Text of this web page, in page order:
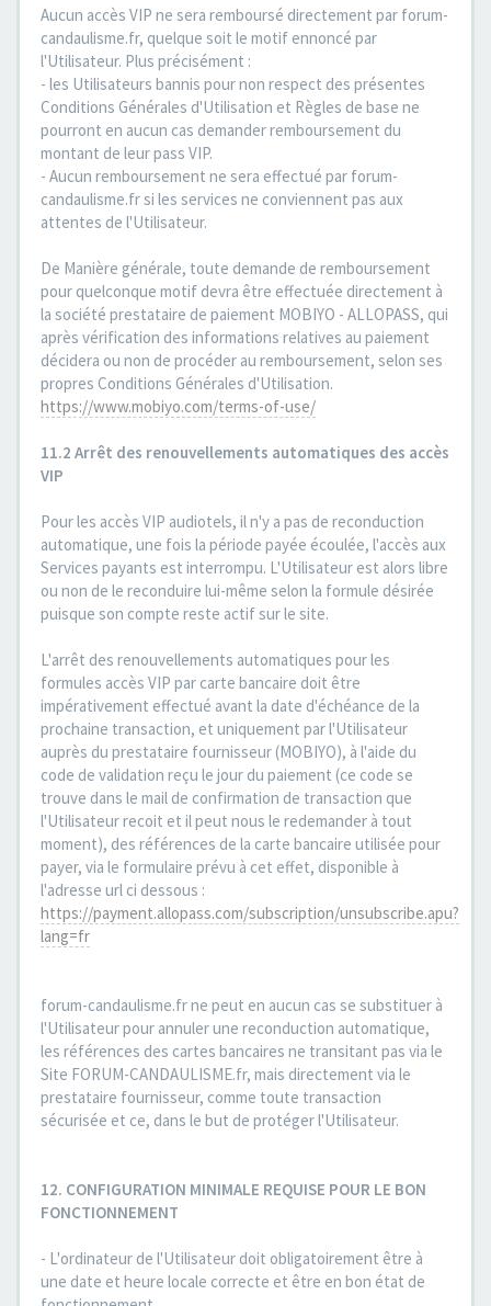
Aucun accès VIP ne sera remboursé directement par forum-
candaulisme.fr, quelque soit le motif ennoncé par
l'Utilisateur. Plus précisément :
- les Utilisateurs bannis pour non respect des présentes
Conditions Générales d'Utilisation et Règles de base ne
pourront en aucun cas demander remboursement du
montant de leur pass VIP.
- Aucun remboursement ne sera effectué par forum-
candaulisme.fr si les services ne conviennent pas aux
attentes de l'Utilisateur.
De Manière générale, toute demande de remboursement
pour quelconque motif devra être effectuée directement à
la société prestataire de paiement MOBIYO - ALLOPASS, qui
après vérification des informations relatives au paiement
décidera ou non de procéder au remboursement, selon ses
propres Conditions Générales d'Utilisation.
https://www.mobiyo.com/terms-of-use/
11.2 Arrêt des renouvellements automatiques des accès
VIP
Pour les accès VIP audiotels, il n'y a pas de reconduction
automatique, une fois la période payée écoulée, l'accès aux
Services payants est interrompu. L'Utilisateur est alors libre
ou non de le reconduire lui-même selon la formule désirée
puisque son compte reste actif sur le site.
L'arrêt des renouvellements automatiques pour les
formules accès VIP par carte bancaire doit être
impérativement effectué avant la date d'échéance de la
prochaine transaction, et uniquement par l'Utilisateur
auprès du prestataire fournisseur (MOBIYO), à l'aide du
code de validation reçu le jour du paiement (ce code se
trouve dans le mail de confirmation de transaction que
l'Utilisateur recoit et il peut nous le redemander à tout
moment), des références de la carte bancaire utilisée pour
payer, via le formulaire prévu à cet effet, disponible à
l'adresse url ci dessous :
https://payment.allopass.com/subscription/unsubscribe.apu?
lang=fr
forum-candaulisme.fr ne peut en aucun cas se substituer à
l'Utilisateur pour annuler une reconduction automatique,
les références des cartes bancaires ne transitant pas via le
Site FORUM-CANDAULISME.fr, mais directement via le
prestataire fournisseur, comme toute transaction
sécurisée et ce, dans le but de protéger l'Utilisateur.
12. CONFIGURATION MINIMALE REQUISE POUR LE BON
FONCTIONNEMENT
- L'ordinateur de l'Utilisateur doit obligatoirement être à
une date et heure locale correcte et être en bon état de